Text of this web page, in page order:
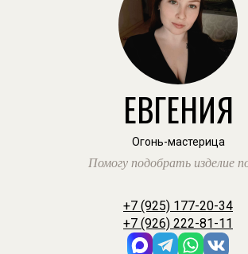
ЕВГЕНИЯ
Огонь-мастерица
Помогу подобрать изделие под
+7 (925) 177-20-34
+7 (926) 222-81-11